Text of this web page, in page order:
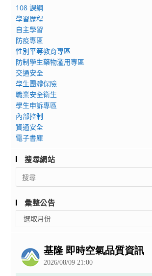
108 課綱
學習歷程
自主學習
防疫專區
性別平等教育專區
防制學生藥物濫用專區
交通安全
學生團體保險
職業安全衛生
學生申訴專區
內部控制
資通安全
電子書庫
搜尋網站
Search
for:
彙整公告
整
選取月份